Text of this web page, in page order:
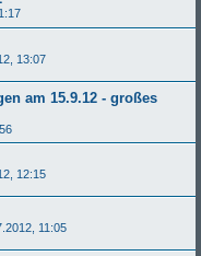
13:07
am 15.9.12 - großes
12:15
11:05